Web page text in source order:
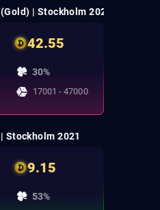
| Stockholm 2021
42.55
30%
17001 - 47000
Stockholm 2021
9.15
53%